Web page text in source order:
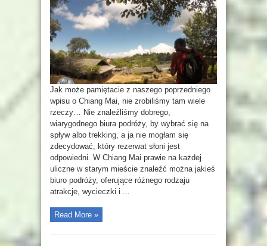
Jak może pamiętacie z naszego poprzedniego
wpisu o Chiang Mai, nie zrobiliśmy tam wiele
rzeczy… Nie znaleźliśmy dobrego,
wiarygodnego biura podróży, by wybrać się na
spływ albo trekking, a ja nie mogłam się
zdecydować, który rezerwat słoni jest
odpowiedni. W Chiang Mai prawie na każdej
uliczne w starym mieście znaleźć można jakieś
biuro podróży, oferujące różnego rodzaju
atrakcje, wycieczki i ...
Read More »